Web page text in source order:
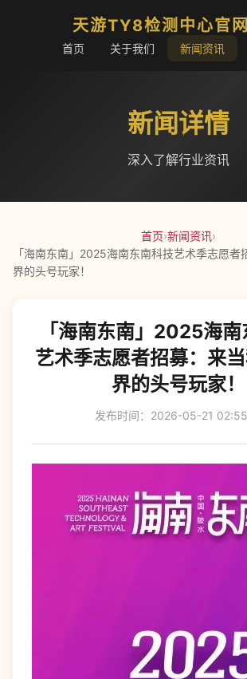
天游TY8检测中心官
首页 关于我们 新闻资讯
新闻详情
深入了解行业资讯
首页›新闻资讯›
「海南东南」2025海南东南科技艺术季志愿者
界的头号玩家！
「海南东南」2025海
艺术季志愿者招募：来
界的头号玩家！
发布时间：2026-05-21